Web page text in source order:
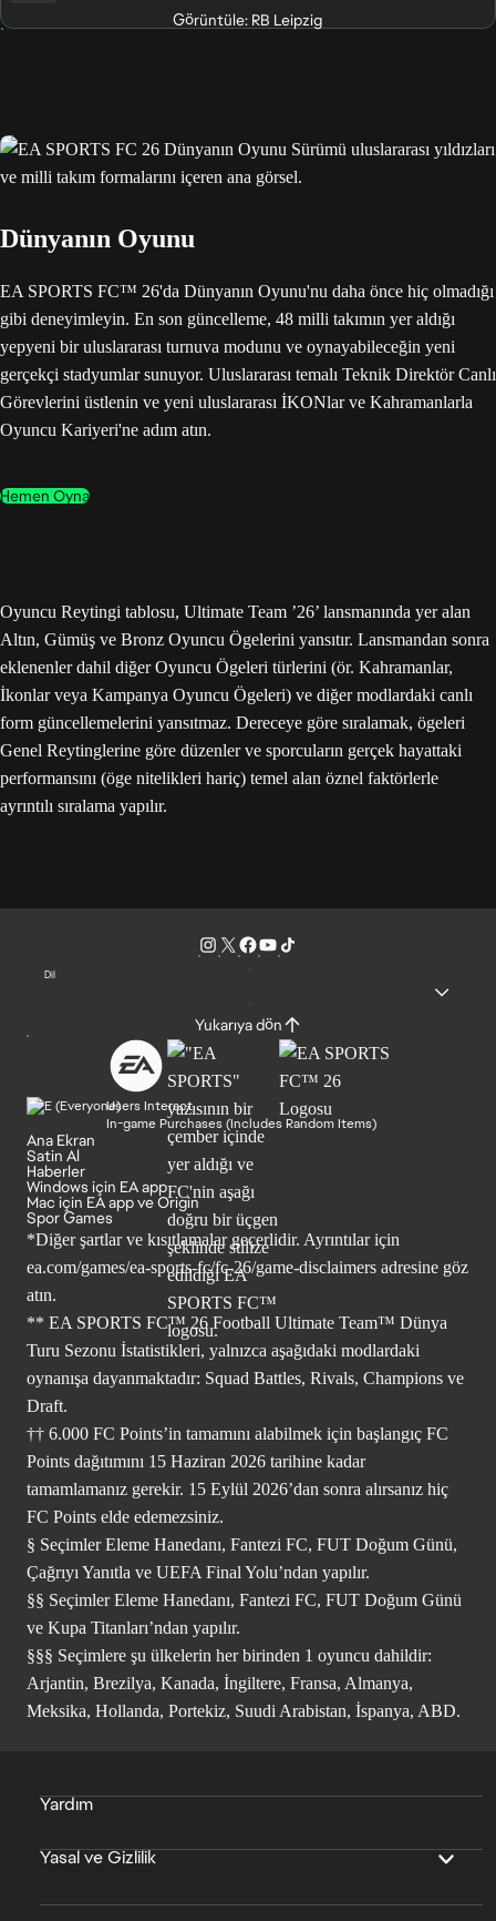
Görüntüle: RB Leipzig
Dünyanın Oyunu
EA SPORTS FC™ 26'da Dünyanın Oyunu'nu daha önce hiç olmadığı
gibi deneyimleyin. En son güncelleme, 48 milli takımın yer aldığı
yepyeni bir uluslararası turnuva modunu ve oynayabileceğin yeni
gerçekçi stadyumlar sunuyor. Uluslararası temalı Teknik Direktör Canlı
Görevlerini üstlenin ve yeni uluslararası İKONlar ve Kahramanlarla
Oyuncu Kariyeri'ne adım atın.
Hemen Oyna
Oyuncu Reytingi tablosu, Ultimate Team ’26’ lansmanında yer alan
Altın, Gümüş ve Bronz Oyuncu Ögelerini yansıtır. Lansmandan sonra
eklenenler dahil diğer Oyuncu Ögeleri türlerini (ör. Kahramanlar,
İkonlar veya Kampanya Oyuncu Ögeleri) ve diğer modlardaki canlı
form güncellemelerini yansıtmaz. Dereceye göre sıralamak, ögeleri
Genel Reytinglerine göre düzenler ve sporcuların gerçek hayattaki
performansını (öge nitelikleri hariç) temel alan öznel faktörlerle
ayrıntılı sıralama yapılır.
Dil
Yukarıya dön
Users Interact
In-game Purchases (Includes Random Items)
Ana Ekran
Satin Al
Haberler
Windows için EA app
Mac için EA app ve Origin
Spor Games
*Diğer şartlar ve kısıtlamalar geçerlidir. Ayrıntılar için
ea.com/games/ea-sports-fc/fc-26/game-disclaimers adresine göz
atın.
** EA SPORTS FC™ 26 Football Ultimate Team™ Dünya
Turu Sezonu İstatistikleri, yalnızca aşağıdaki modlardaki
oynanışa dayanmaktadır: Squad Battles, Rivals, Champions ve
Draft.
†† 6.000 FC Points’in tamamını alabilmek için başlangıç FC
Points dağıtımını 15 Haziran 2026 tarihine kadar
tamamlamanız gerekir. 15 Eylül 2026’dan sonra alırsanız hiç
FC Points elde edemezsiniz.
§ Seçimler Eleme Hanedanı, Fantezi FC, FUT Doğum Günü,
Çağrıyı Yanıtla ve UEFA Final Yolu’ndan yapılır.
§§ Seçimler Eleme Hanedanı, Fantezi FC, FUT Doğum Günü
ve Kupa Titanları’ndan yapılır.
§§§ Seçimlere şu ülkelerin her birinden 1 oyuncu dahildir:
Arjantin, Brezilya, Kanada, İngiltere, Fransa, Almanya,
Meksika, Hollanda, Portekiz, Suudi Arabistan, İspanya, ABD.
Yardım
Yasal ve Gizlilik